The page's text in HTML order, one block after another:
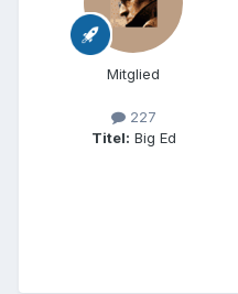
Mitglied
227
Titel: Big Ed